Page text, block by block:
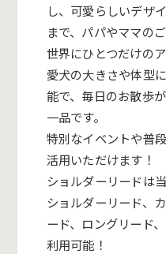
し、 可愛らしいデザ
まで、 パパやママの
世界にひとつだけの
愛犬の大きさや体型
能で、 毎日のお散歩
一品です。
特別なイベントや普
活用いただけます！
ショルダーリードは
ショルダーリード、
ード、 ロングリード
利用可能！